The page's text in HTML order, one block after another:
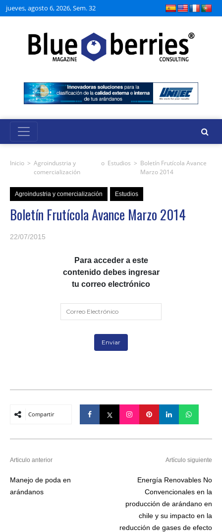
jueves, agosto 6, 2026, Sem. 32
Inicio > Agroindustria y
comercialización
o Estudios > Boletín Frutícola Avance
Marzo 2014
Agroindustria y comercialización Estudios
Boletín Frutícola Avance Marzo 2014
22/07/2015
Para acceder a este
contenido debes ingresar
tu correo electrónico
Compartir
Articulo anterior
Manejo de poda en
arándanos
Artículo siguiente
Energía Renovables No
Convencionales en la
producción de arándano en
chile y su impacto en la
reducción de gases de efecto